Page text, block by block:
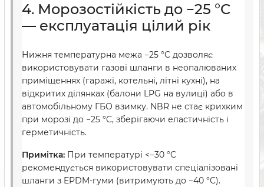
4. Морозостійкість до −25 °C
— експлуатація цілий рік
Нижня температурна межа −25 °C дозволяє
використовувати газові шланги в неопалюваних
приміщеннях (гаражі, котельні, літні кухні), на
відкритих ділянках (балони LPG на вулиці) або в
автомобільному ГБО взимку. NBR не стає крихким
при морозі до −25 °C, зберігаючи еластичність і
герметичність.
Примітка: При температурі <−30 °C
рекомендується використовувати спеціалізовані
шланги з EPDM-гуми (витримують до −40 °C).